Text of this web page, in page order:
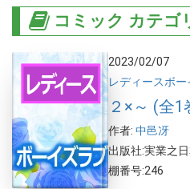
コミック カテゴ
2023/02/07
レディースボー
２×～ (全1
作者: 中邑冴
出版社:実業之
棚番号:246